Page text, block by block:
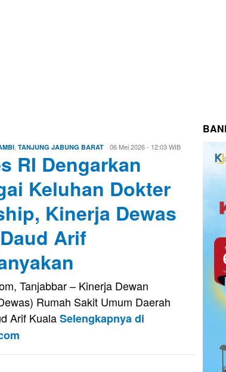
TANJUNG JABUNG BARAT Firman
Saputra
06 Mei 2026 - 12:03 WIB
RI Dengarkan
Keluhan Dokter
Kinerja Dewas
Arif
Tanjabbar – Kinerja Dewan
Rumah Sakit Umum Daerah
Arif KualaSelengkapnya di